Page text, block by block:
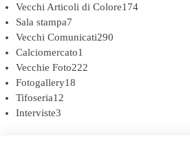
Vecchi Articoli di Colore174
Sala stampa7
Vecchi Comunicati290
Calciomercato1
Vecchie Foto222
Fotogallery18
Tifoseria12
Interviste3